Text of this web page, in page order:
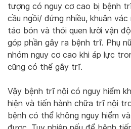
tượng có nguy cơ cao bị bệnh
cầu ngồi/ đứng nhiều, khuân
táo bón và thói quen lười vận
góp phần gây ra bệnh trĩ. Phụ
nhóm nguy cơ cao khi áp lực
cũng có thể gây trĩ.
Vậy bệnh trĩ nội có nguy hiểm
hiện và tiến hành chữa trĩ nội
bệnh có thể không nguy hiểm